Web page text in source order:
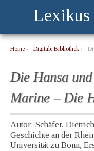
Lexikus
Home › Digitale Bibliothek ›
Die Hansa
Marine – Die
Autor: Schäfer,
Geschichte an der
Universität zu Bonn,